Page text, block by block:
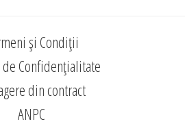
și Condiții
Confidențialitate
din contract
ANPC